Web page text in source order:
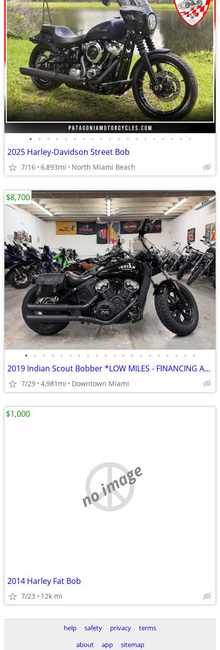
• • • • • • • • • • • • • • • • • • •
2025 Harley-Davidson Street Bob
7/16 6,893mi North Miami Beach
• • • • • • • • • • • • • • • • • • • •
2019 Indian Scout Bobber *LOW MILES - FINANCING AVAILABLE*
7/29 4,981mi Downtown Miami
$8,700
no image
2014 Harley Fat Bob
7/23 12k mi
$1,000
help safety privacy
terms
about
app sitemap